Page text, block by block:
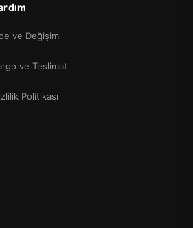
ve Değişim
ve Teslimat
Politikası